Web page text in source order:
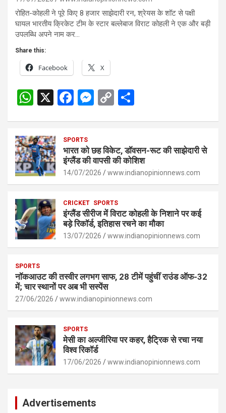
रोहित-कोहली ने पूरे किए 8 हजार साझेदारी रन, श्रेयस के शॉट से पक्षी
घायल भारतीय क्रिकेट टीम के स्टार बल्लेबाज विराट कोहली ने एक और बड़ी
उपलब्धि अपने नाम कर…
Share this:
Facebook X
W
s
A
p
p
X
F
b
o
o
M
n
g
er
C
Li
n
k
e
SPORTS
भारत को छह विकेट, डॉवसन-रूट की साझेदारी से
इंग्लैंड की वापसी की कोशिश
14/07/2026 www.indianopinionnews.com
CRICKET SPORTS
इंग्लैंड सीरीज में विराट कोहली के निशाने पर कई
बड़े रिकॉर्ड, इतिहास रचने का मौका
13/07/2026 www.indianopinionnews.com
SPORTS
नॉकआउट की तस्वीर लगभग साफ, 28 टीमें पहुंचीं राउंड ऑफ-32
में; चार स्थानों पर अब भी सस्पेंस
27/06/2026 www.indianopinionnews.com
SPORTS
मेसी का अल्जीरिया पर कहर, हैट्रिक से रचा नया
विश्व रिकॉर्ड
17/06/2026 www.indianopinionnews.com
Advertisements